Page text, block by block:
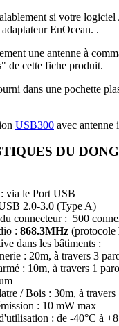
si votre logiciel
EnOcean. .
une antenne à
de cette fiche produit.
dans une pochette
USB300 avec antenne
DU
via le Port USB
2.0-3.0 (Type A)
connecteur : 500
: 868.3MHz (protocole
dans les bâtiments :
: 20m, à travers 3
: 10m, à travers 1
/ Bois : 30m, à
: 10 mW max
: de -40°C à